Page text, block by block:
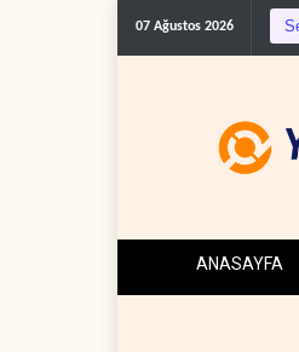
07 Ağustos 2026
ANASAYFA